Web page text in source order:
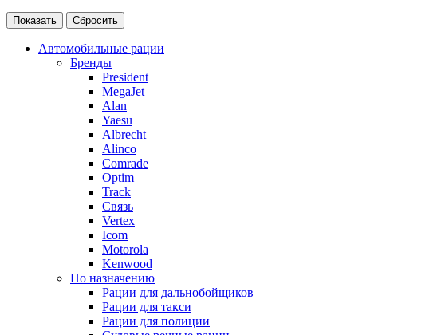
Автомобильные рации
Бренды
President
MegaJet
Alan
Yaesu
Albrecht
Alinco
Comrade
Optim
Track
Связь
Vertex
Icom
Motorola
Kenwood
По назначению
Рации для дальнобойщиков
Рации для такси
Рации для полиции